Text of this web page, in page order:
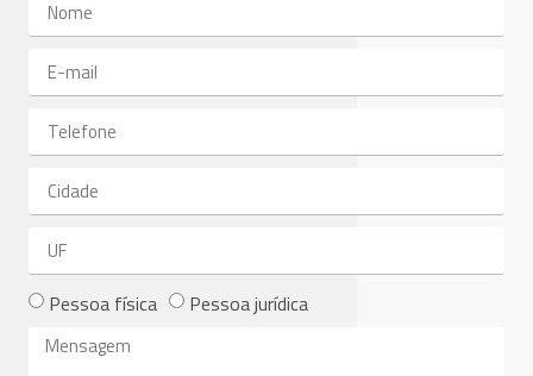
Pessoa física Pessoa jurídica